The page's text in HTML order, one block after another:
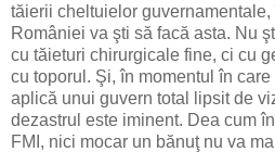
tăierii cheltuielor guvernamentale,
României va şti să facă asta. Nu
cu tăieturi chirurgicale fine, ci cu
cu toporul. Şi, în momentul în
aplică unui guvern total lipsit de
dezastrul este iminent. Dea cum
FMI, nici mocar un bănuţ nu va